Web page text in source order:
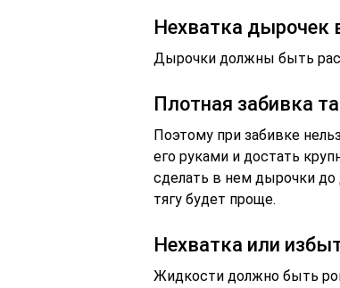
Нехватка дырочек
Дырочки должны быть
Плотная забивка
Поэтому при забивке
его руками и достать
сделать в нем дырочки до
тягу будет проще.
Нехватка или
Жидкости должно быть